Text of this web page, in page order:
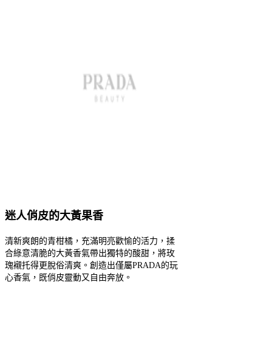
迷人俏皮的大黃果香
清新爽朗的青柑橘，充滿明亮歡愉的活力，揉
合綠意清脆的大黃香氣帶出獨特的酸甜，將玫
瑰襯托得更脫俗清爽。創造出僅屬PRADA的玩
心香氣，既俏皮靈動又自由奔放。